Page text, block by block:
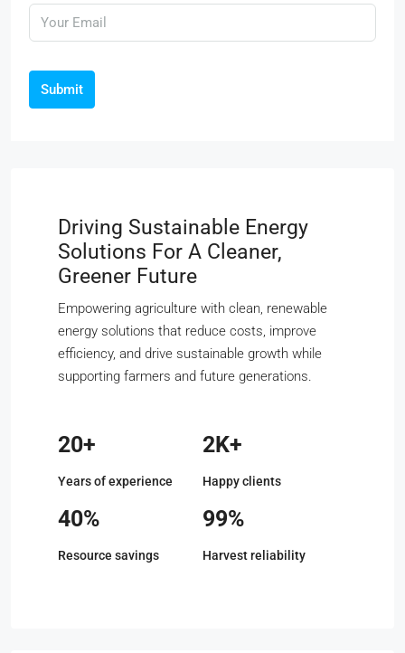
Submit
Driving Sustainable Energy
Solutions For A Cleaner,
Greener Future
Empowering agriculture with clean, renewable
energy solutions that reduce costs, improve
efficiency, and drive sustainable growth while
supporting farmers and future generations.
20+
Years of experience
2K+
Happy clients
40%
Resource savings
99%
Harvest reliability